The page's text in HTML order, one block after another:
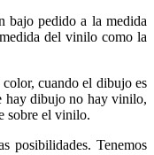
bajo pedido a la medida
del vinilo como la
cuando el dibujo es
hay dibujo no hay vinilo,
sobre el vinilo.
posibilidades. Tenemos